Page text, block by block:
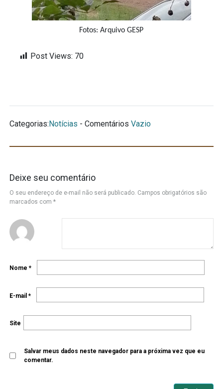
Fotos: Arquivo GESP
Post Views: 70
Categorias:Notícias - Comentários Vazio
Deixe seu comentário
O seu endereço de e-mail não será publicado. Campos obrigatórios são
marcados com *
Nome *
E-mail *
Site
Salvar meus dados neste navegador para a próxima vez que eu
comentar.